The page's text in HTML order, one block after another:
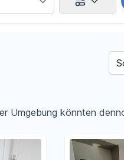
Umgebung könnten